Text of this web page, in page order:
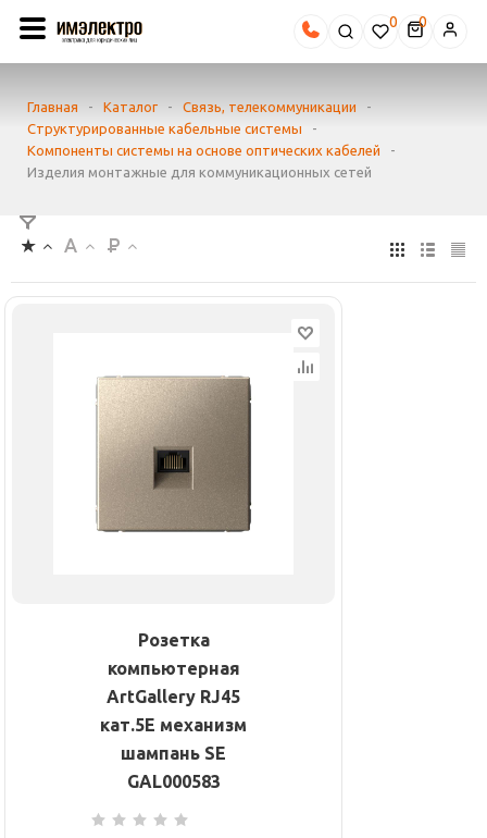
0
Главная - Каталог - Связь, телекоммуникации
-
Структурированные кабельные системы
-
Компоненты системы на основе оптических кабелей
-
Изделия монтажные для коммуникационных сетей
Розетка
компьютерная
ArtGallery RJ45
кат.5E механизм
шампань SE
GAL000583